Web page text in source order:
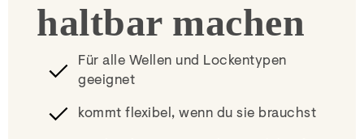
haltbar machen
Für alle Wellen und Lockentypen
geeignet
kommt flexibel, wenn du sie brauchst